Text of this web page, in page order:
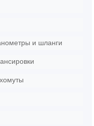
и шланги